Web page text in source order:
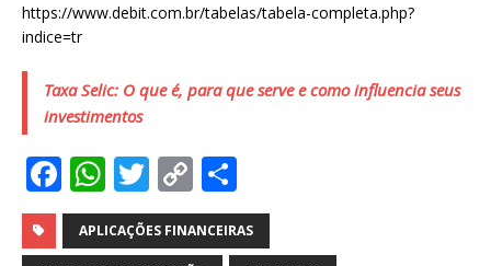
https://www.debit.com.br/tabelas/tabela-completa.php?
indice=tr
Taxa Selic: O que é, para que serve e como influencia seus
investimentos
F
a
c
W
h
at
T
w
it
C
o
p
h
ar
APLICAÇÕES FINANCEIRAS